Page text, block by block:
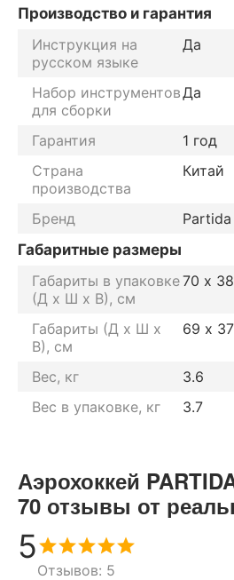
Производство и гарантия
Инструкция на
русском языке
Да
Набор инструментов
для сборки
Да
Гарантия
1 год
Страна
производства
Китай
Бренд
Partida
Габаритные размеры
Габариты в упаковке
(Д х Ш х В), см
70 х
Габариты (Д х Ш х
В), см
69 х
Вес, кг
3.6
Вес в упаковке, кг
3.7
Аэрохоккей
70 отзывы от
покупателей нашего
магазина
5
Отзывов: 5